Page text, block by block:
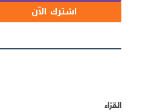
اشترك الآن
القرّاء